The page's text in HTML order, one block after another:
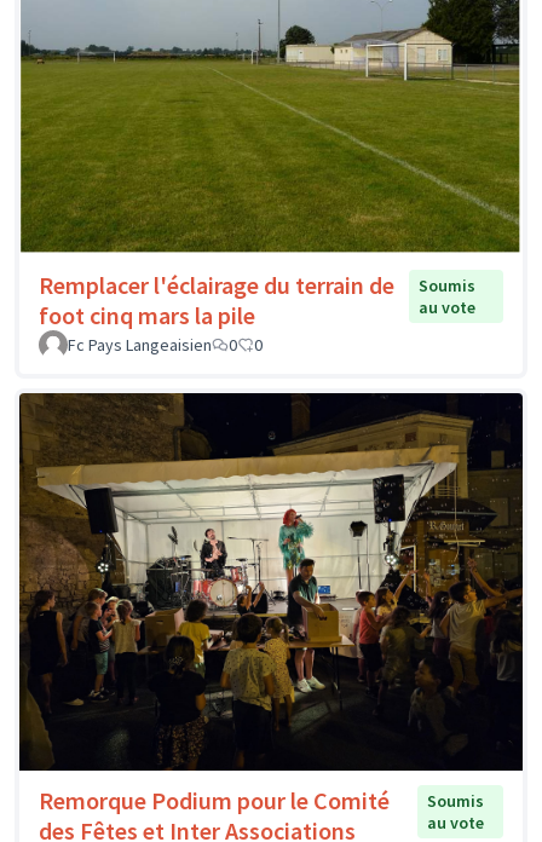
Remplacer l'éclairage du terrain de
foot cinq mars la pile
Soumis
au vote
Fc Pays Langeaisien
0 0
Remorque Podium pour le Comité
des Fêtes et Inter Associations
Soumis
au vote